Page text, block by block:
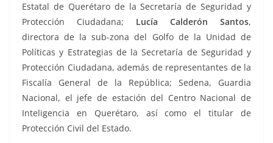
Estatal de Querétaro de la Secretaría de Seguridad y
Protección Ciudadana; Lucía Calderón Santos,
directora de la sub-zona del Golfo de la Unidad de
Políticas y Estrategias de la Secretaría de Seguridad y
Protección Ciudadana, además de representantes de la
Fiscalía General de la República; Sedena, Guardia
Nacional, el jefe de estación del Centro Nacional de
Inteligencia en Querétaro, así como el titular de
Protección Civil del Estado.